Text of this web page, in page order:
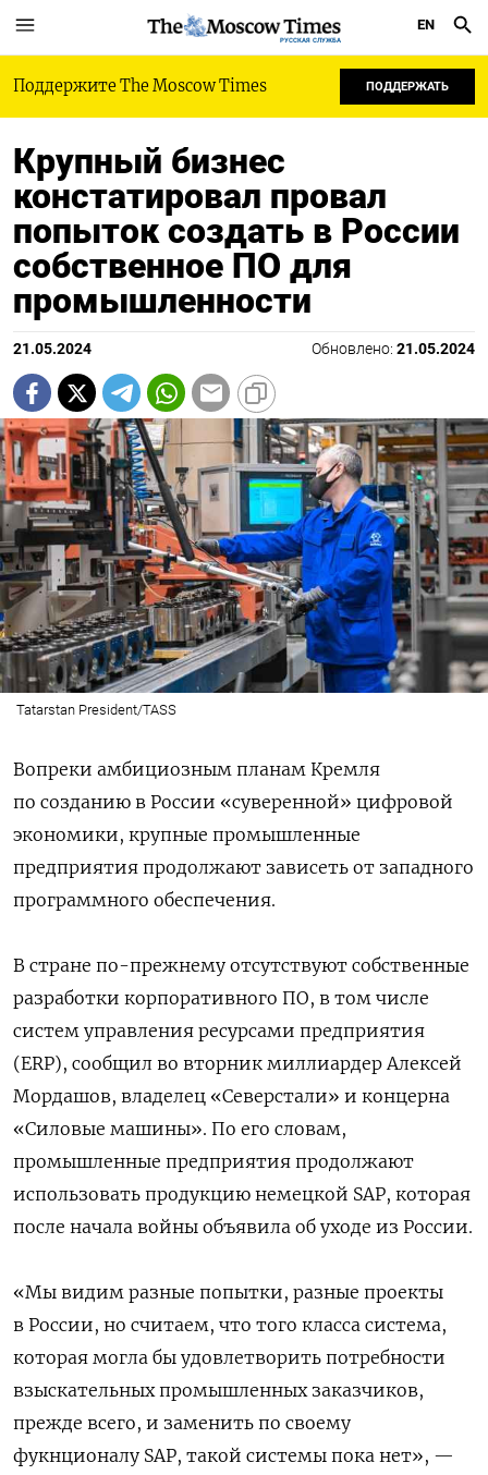
РУССКАЯ СЛУЖБА
EN
Поддержите The Moscow Times ПОДДЕРЖАТЬ
Крупный бизнес
констатировал провал
попыток создать в России
собственное ПО для
промышленности
21.05.2024 Обновлено: 21.05.2024
Tatarstan President/TASS
Вопреки амбициозным планам Кремля
по созданию в России «суверенной» цифровой
экономики, крупные промышленные
предприятия продолжают зависеть от западного
программного обеспечения.
В стране по-прежнему отсутствуют собственные
разработки корпоративного ПО, в том числе
систем управления ресурсами предприятия
(ERP), сообщил во вторник миллиардер Алексей
Мордашов, владелец «Северстали» и концерна
«Силовые машины». По его словам,
промышленные предприятия продолжают
использовать продукцию немецкой SAP, которая
после начала войны объявила об уходе из России.
«Мы видим разные попытки, разные проекты
в России, но считаем, что того класса система,
которая могла бы удовлетворить потребности
взыскательных промышленных заказчиков,
прежде всего, и заменить по своему
фукнционалу SAP, такой системы пока нет», —